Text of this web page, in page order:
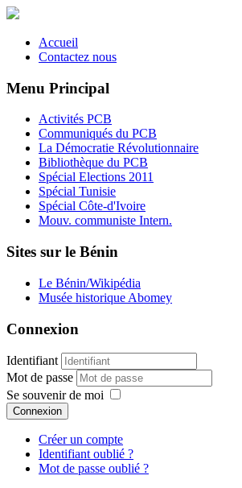
Accueil
Contactez nous
Menu Principal
Activités PCB
Communiqués du PCB
La Démocratie Révolutionnaire
Bibliothèque du PCB
Spécial Elections 2011
Spécial Tunisie
Spécial Côte-d'Ivoire
Mouv. communiste Intern.
Sites sur le Bénin
Le Bénin/Wikipédia
Musée historique Abomey
Connexion
Identifiant
Mot de passe
Se souvenir de moi
Connexion
Créer un compte
Identifiant oublié ?
Mot de passe oublié ?